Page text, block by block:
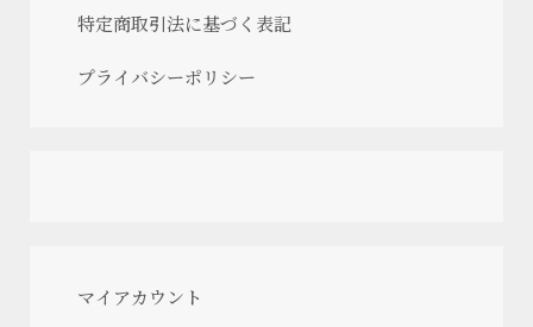
特定商取引法に基づく表記
プライバシーポリシー
マイアカウント